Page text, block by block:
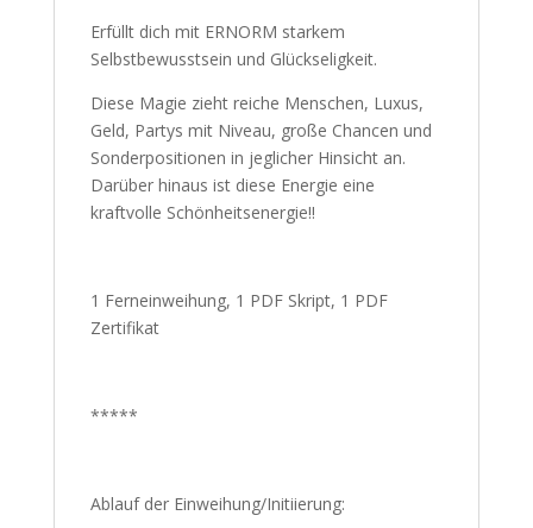
Erfüllt dich mit ERNORM starkem
Selbstbewusstsein und Glückseligkeit.
Diese Magie zieht reiche Menschen, Luxus,
Geld, Partys mit Niveau, große Chancen und
Sonderpositionen in jeglicher Hinsicht an.
Darüber hinaus ist diese Energie eine
kraftvolle Schönheitsenergie!!
1 Ferneinweihung, 1 PDF Skript, 1 PDF
Zertifikat
*****
Ablauf der Einweihung/Initiierung: